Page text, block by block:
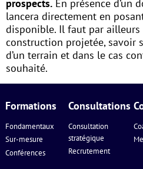
prospects. En présence d’un
lancera directement en
disponible. Il faut par ailleurs
construction projetée, savoir
d’un terrain et dans le cas
souhaité.
Formations
Fondamentaux
Sur-mesure
Conférences
Consultations
Consultation
stratégique
Recrutement